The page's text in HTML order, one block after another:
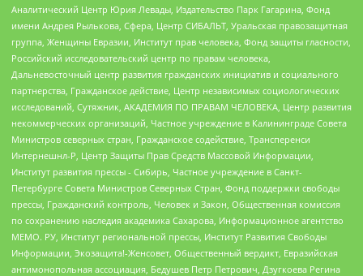
Аналитический Центр Юрия Левады, Издательство Парк Гагарина, Фонд
имени Андрея Рылькова, Сфера, Центр СИБАЛЬТ, Уральская правозащитная
группа, Женщины Евразии, Институт прав человека, Фонд защиты гласности,
Российский исследовательский центр по правам человека,
Дальневосточный центр развития гражданских инициатив и социального
партнерства, Гражданское действие, Центр независимых социологических
исследований, Сутяжник, АКАДЕМИЯ ПО ПРАВАМ ЧЕЛОВЕКА, Центр развития
некоммерческих организаций, Частное учреждение в Калининграде Совета
Министров северных стран, Гражданское содействие, Трансперенси
Интернешнл-Р, Центр Защиты Прав Средств Массовой Информации,
Институт развития прессы - Сибирь, Частное учреждение в Санкт-
Петербурге Совета Министров Северных Стран, Фонд поддержки свободы
прессы, Гражданский контроль, Человек и Закон, Общественная комиссия
по сохранению наследия академика Сахарова, Информационное агентство
МЕМО. РУ, Институт региональной прессы, Институт Развития Свободы
Информации, Экозащита!-Женсовет, Общественный вердикт, Евразийская
антимонопольная ассоциация, Бедушев Петр Петрович, Дзугкоева Регина